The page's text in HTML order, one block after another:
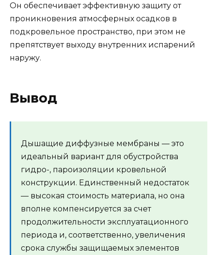
Он обеспечивает эффективную защиту от
проникновения атмосферных осадков в
подкровельное пространство, при этом не
препятствует выходу внутренних испарений
наружу.
Вывод
Дышащие диффузные мембраны — это
идеальный вариант для обустройства
гидро-, пароизоляции кровельной
конструкции. Единственный недостаток
— высокая стоимость материала, но она
вполне компенсируется за счет
продолжительности эксплуатационного
периода и, соответственно, увеличения
срока службы защищаемых элементов